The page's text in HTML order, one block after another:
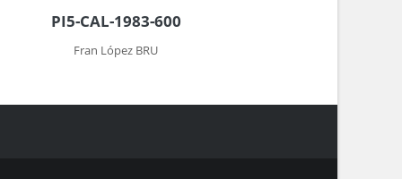
PI5-CAL-1983-600
Fran López BRU